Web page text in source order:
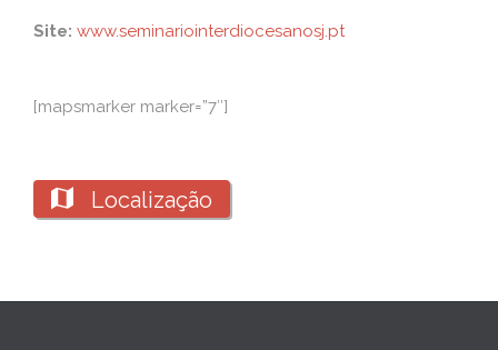
Site: www.seminariointerdiocesanosj.pt
[mapsmarker marker=”7″]
 Localização